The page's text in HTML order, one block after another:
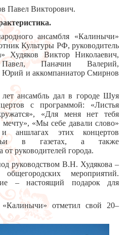
Павел Викторович.
ансамбля «Калинычи»
Культуры РФ, руководитель
Худяков Виктор Николаевич,
Паначин Валерий,
Юрий и аккомпаниатор Смирнов
лет ансамбль дал в городе Шуя
c программой: «Листья
«Для меня нет тебя
«Мы себе давали слово»
этих концертов
в газетах, а также
от руководителей города.
руководством В.Н. Худякова –
мероприятий.
– настоящий подарок для
отметил свой 20–